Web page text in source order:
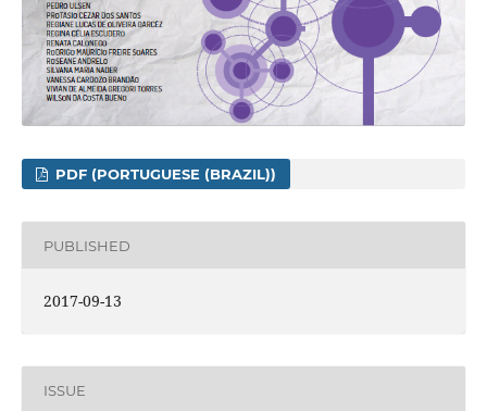
PDF (PORTUGUESE (BRAZIL))
PUBLISHED
2017-09-13
ISSUE